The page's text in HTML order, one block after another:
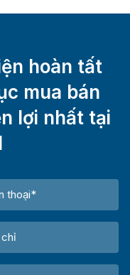
hoàn tất
mua bán
lợi nhất tại